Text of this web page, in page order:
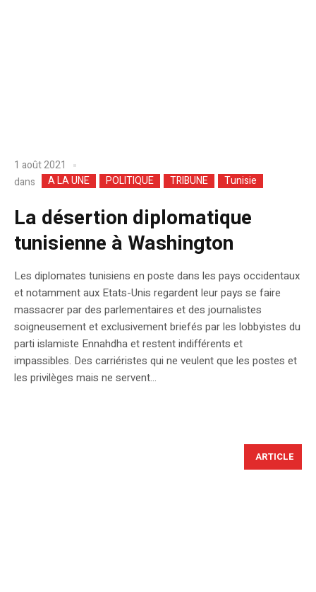
1 août 2021
dans
A LA UNE POLITIQUE TRIBUNE Tunisie
La désertion diplomatique
tunisienne à Washington
Les diplomates tunisiens en poste dans les pays occidentaux
et notamment aux Etats-Unis regardent leur pays se faire
massacrer par des parlementaires et des journalistes
soigneusement et exclusivement briefés par les lobbyistes du
parti islamiste Ennahdha et restent indifférents et
impassibles. Des carriéristes qui ne veulent que les postes et
les privilèges mais ne servent...
ARTICLE